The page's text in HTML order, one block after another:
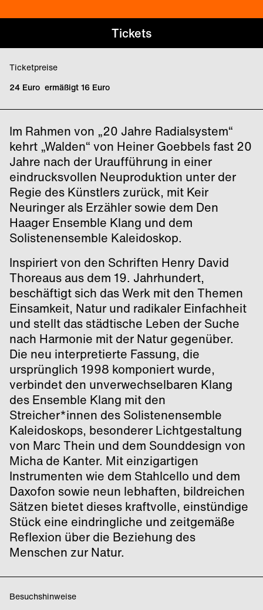
Tickets
Ticketpreise
24 Euro ermäßigt 16 Euro
Im Rahmen von „20 Jahre Radialsystem“
kehrt „Walden“ von Heiner Goebbels fast 20
Jahre nach der Uraufführung in einer
eindrucksvollen Neuproduktion unter der
Regie des Künstlers zurück, mit Keir
Neuringer als Erzähler sowie dem Den
Haager Ensemble Klang und dem
Solistenensemble Kaleidoskop.
Inspiriert von den Schriften Henry David
Thoreaus aus dem 19. Jahrhundert,
beschäftigt sich das Werk mit den Themen
Einsamkeit, Natur und radikaler Einfachheit
und stellt das städtische Leben der Suche
nach Harmonie mit der Natur gegenüber.
Die neu interpretierte Fassung, die
ursprünglich 1998 komponiert wurde,
verbindet den unverwechselbaren Klang
des Ensemble Klang mit den
Streicher*innen des Solistenensemble
Kaleidoskops, besonderer Lichtgestaltung
von Marc Thein und dem Sounddesign von
Micha de Kanter. Mit einzigartigen
Instrumenten wie dem Stahlcello und dem
Daxofon sowie neun lebhaften, bildreichen
Sätzen bietet dieses kraftvolle, einstündige
Stück eine eindringliche und zeitgemäße
Reflexion über die Beziehung des
Menschen zur Natur.
Besuchshinweise